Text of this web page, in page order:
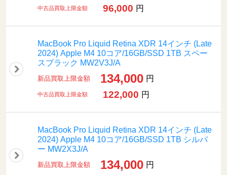
中古品買取上限金額 96,000 円
MacBook Pro Liquid Retina XDR 14インチ (Late
2024) Apple M4 10コア/16GB/SSD 1TB スペー
スブラック MW2V3J/A
新品買取上限金額 134,000 円
中古品買取上限金額 122,000 円
MacBook Pro Liquid Retina XDR 14インチ (Late
2024) Apple M4 10コア/16GB/SSD 1TB シルバ
ー MW2X3J/A
新品買取上限金額 134,000 円